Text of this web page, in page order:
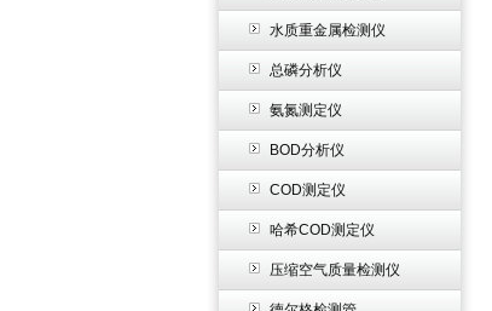
水质重金属检测仪
总磷分析仪
氨氮测定仪
BOD分析仪
COD测定仪
哈希COD测定仪
压缩空气质量检测仪